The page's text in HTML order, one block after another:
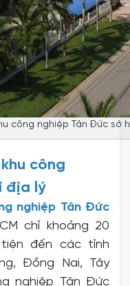
công nghiệp Tân Đức sở
công
địa lý
nghiệp Tân Đức
chỉ khoảng 20
đến các tỉnh
Đồng Nai, Tây
nghiệp Tân Đức